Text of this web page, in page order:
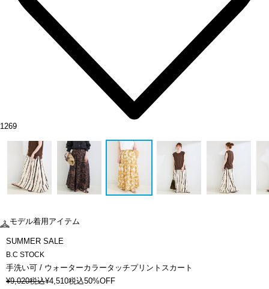
1269
モデル着用アイテム
SUMMER SALE
B.C STOCK
手洗い可 / ウォーターカラータッチプリントスカート
¥9,020税込¥4,510税込50%OFF